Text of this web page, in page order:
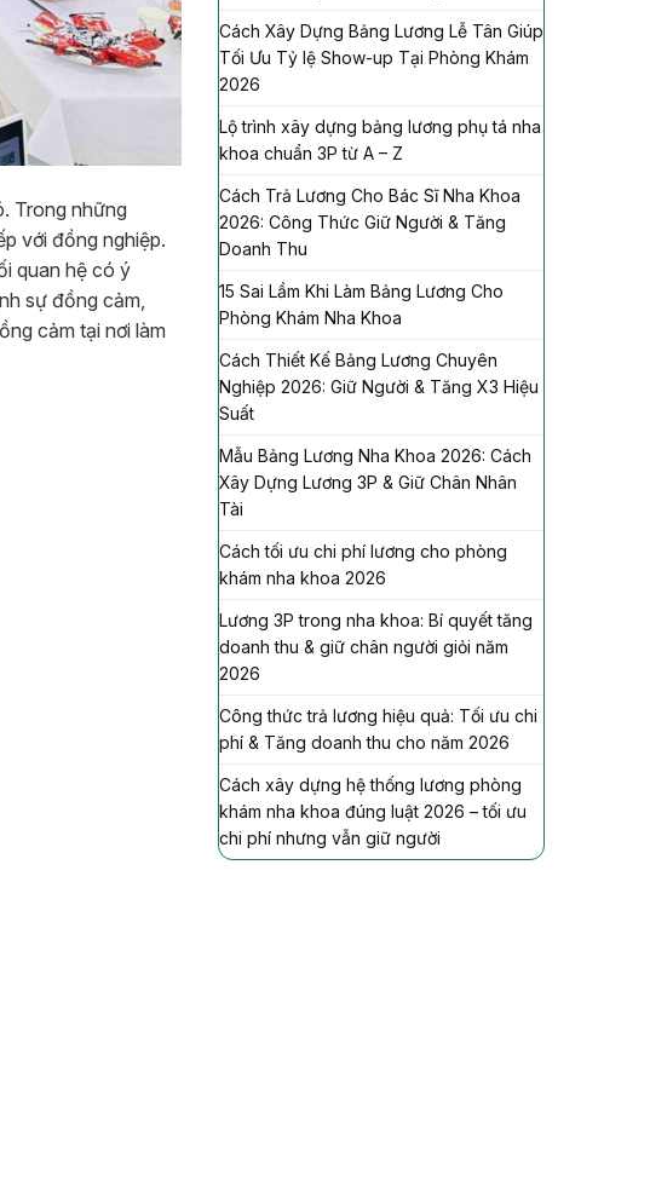
Trong những
với đồng nghiệp.
quan hệ có ý
sự đồng cảm,
cảm tại nơi làm
Cách Xây Dựng Bảng Lương Lễ Tân Giúp
Tối Ưu Tỷ lệ Show-up Tại Phòng Khám
2026
Lộ trình xây dựng bảng lương phụ tá nha
khoa chuẩn 3P từ A – Z
Cách Trả Lương Cho Bác Sĩ Nha Khoa
2026: Công Thức Giữ Người & Tăng
Doanh Thu
15 Sai Lầm Khi Làm Bảng Lương Cho
Phòng Khám Nha Khoa
Cách Thiết Kế Bảng Lương Chuyên
Nghiệp 2026: Giữ Người & Tăng X3 Hiệu
Suất
Mẫu Bảng Lương Nha Khoa 2026: Cách
Xây Dựng Lương 3P & Giữ Chân Nhân
Tài
Cách tối ưu chi phí lương cho phòng
khám nha khoa 2026
Lương 3P trong nha khoa: Bí quyết tăng
doanh thu & giữ chân người giỏi năm
2026
Công thức trả lương hiệu quả: Tối ưu chi
phí & Tăng doanh thu cho năm 2026
Cách xây dựng hệ thống lương phòng
khám nha khoa đúng luật 2026 – tối ưu
chi phí nhưng vẫn giữ người